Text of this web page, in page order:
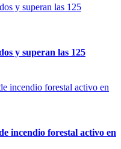
y superan las 125
incendio forestal activo en